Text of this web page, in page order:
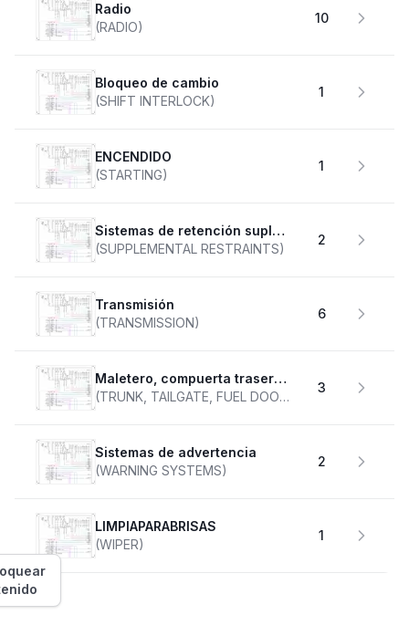
Radio
(RADIO)
10
Bloqueo de cambio
(SHIFT INTERLOCK)
1
ENCENDIDO
(STARTING)
1
Sistemas de retención suplementarios
(SUPPLEMENTAL RESTRAINTS)
2
transmisión
(TRANSMISSION)
6
Maletero, compuerta trasera, tapa de combustible
(TRUNK, TAILGATE, FUEL DOOR)
3
Sistemas de advertencia
(WARNING SYSTEMS)
2
LIMPIAPARABRISAS
(WIPER)
1